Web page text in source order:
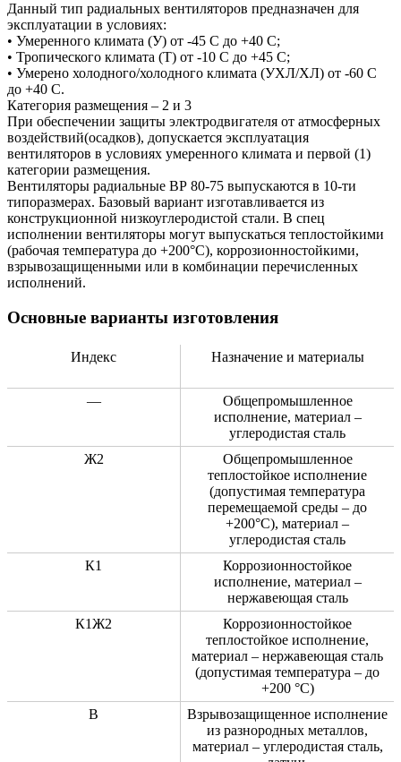
Данный тип радиальных вентиляторов предназначен для
эксплуатации в условиях:
• Умеренного климата (У) от -45 С до +40 С;
• Тропического климата (Т) от -10 С до +45 С;
• Умерено холодного/холодного климата (УХЛ/ХЛ) от -60 С
до +40 С.
Категория размещения – 2 и 3
При обеспечении защиты электродвигателя от атмосферных
воздействий(осадков), допускается эксплуатация
вентиляторов в условиях умеренного климата и первой (1)
категории размещения.
Вентиляторы радиальные ВР 80-75 выпускаются в 10-ти
типоразмерах. Базовый вариант изготавливается из
конструкционной низкоуглеродистой стали. В спец
исполнении вентиляторы могут выпускаться теплостойкими
(рабочая температура до +200°С), коррозионностойкими,
взрывозащищенными или в комбинации перечисленных
исполнений.
Основные варианты изготовления
Индекс Назначение и материалы
—
Общепромышленное
исполнение, материал –
углеродистая сталь
Ж2
Общепромышленное
теплостойкое исполнение
(допустимая температура
перемещаемой среды – до
+200°С), материал –
углеродистая сталь
К1
Коррозионностойкое
исполнение, материал –
нержавеющая сталь
К1Ж2
Коррозионностойкое
теплостойкое исполнение,
материал – нержавеющая сталь
(допустимая температура – до
+200 °C)
В
Взрывозащищенное исполнение
из разнородных металлов,
материал – углеродистая сталь,